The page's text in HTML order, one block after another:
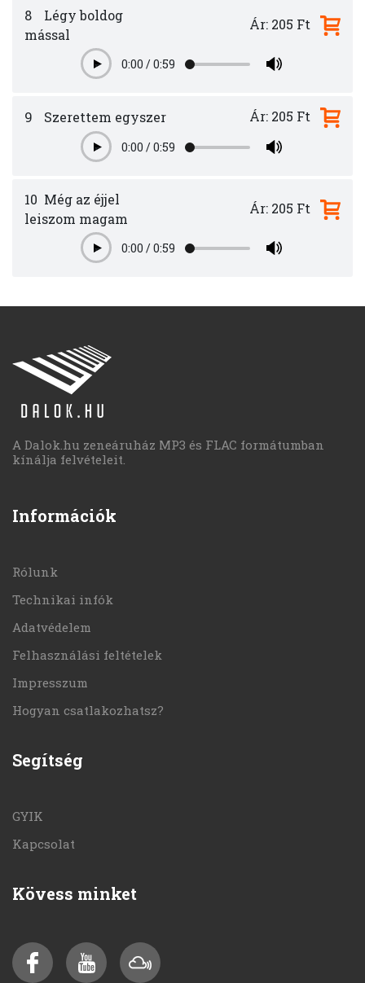
8
Légy boldog
mással
Play0:00 /0:59
Ár: 205 Ft
9 Szerettem egyszer
Play0:00 /0:59
Ár: 205 Ft
10 Még az éjjel
leiszom magam
Play0:00 /0:59
Ár: 205 Ft
A Dalok.hu zeneáruház MP3 és FLAC formátumban
kínálja felvételeit.
Információk
Rólunk
Technikai infók
Adatvédelem
Felhasználási feltételek
Impresszum
Hogyan csatlakozhatsz?
Segítség
GYIK
Kapcsolat
Kövess minket